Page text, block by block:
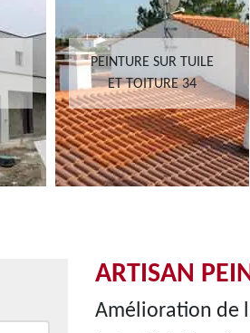
PEINTURE SUR TUILE
ET TOITURE 34
ARTISAN
Amélioration de